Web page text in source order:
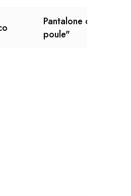
Pantalone cuoco
poule"